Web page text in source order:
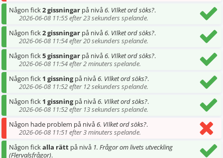
Någon fick2 gissningar på nivå6. VIlket ord söks?.
2026-06-08 11:55 efter 23 sekunders spelande.
Någon fick2 gissningar på nivå6. VIlket ord söks?.
2026-06-08 11:54 efter 20 sekunders spelande.
Någon fick5 gissningar på nivå6. VIlket ord söks?.
2026-06-08 11:54 efter 2 minuters spelande.
Någon fick 1 gissningpå nivå6. VIlket ord söks?.
2026-06-08 11:52 efter 12 sekunders spelande.
Någon fick 1 gissningpå nivå6. VIlket ord söks?.
2026-06-08 11:52 efter 13 sekunders spelande.
Någon hade problem på nivå6. VIlket ord söks?.
2026-06-08 11:51 efter 3 minuters spelande.
Någon fickalla rätt på nivå 1. Frågor om livets utveckling
(Flervalsfrågor).